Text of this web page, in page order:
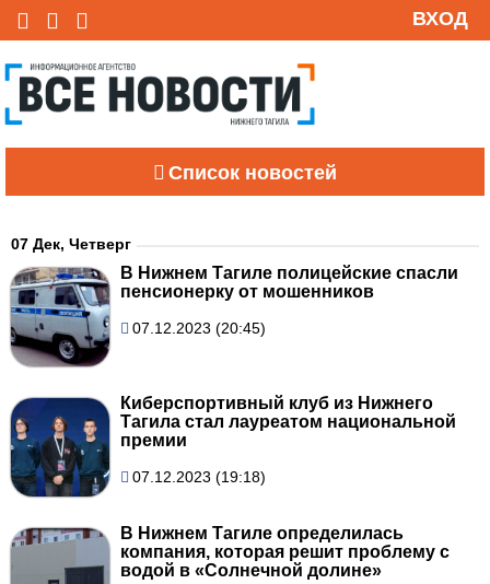
ВХОД
Список новостей
07 Дек, Четверг
В Нижнем Тагиле полицейские спасли
пенсионерку от мошенников
07.12.2023 (20:45)
Киберспортивный клуб из Нижнего
Тагила стал лауреатом национальной
премии
07.12.2023 (19:18)
В Нижнем Тагиле определилась
компания, которая решит проблему с
водой в «Солнечной долине»